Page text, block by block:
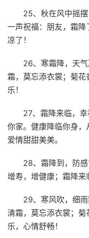
25、秋在风中摇
一声祝福：朋友，霜
凉了！
26、寒霜降，天
霜，莫忘添衣裳；菊
乐！
27、霜降来临，
你家。健康降临你身
爱情甜甜美美。
28、霜降到，防感
增寿，增健康；霜降来
29、寒风吹，细
清霜，莫忘添衣裳；
乐，心情舒畅！